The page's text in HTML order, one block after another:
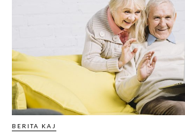
BERITA KAJ